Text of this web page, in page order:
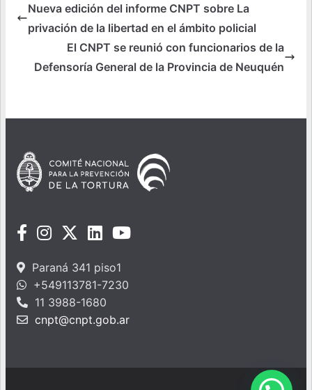
Nueva edición del informe CNPT sobre La
privación de la libertad en el ámbito policial
El CNPT se reunió con funcionarios de la
Defensoría General de la Provincia de Neuquén
Paraná 341 piso1
+549113781-7230
11 3988-1680
cnpt@cnpt.gob.ar